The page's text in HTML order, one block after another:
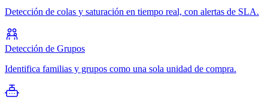
Detección de colas y saturación en tiempo real, con alertas de SLA.
Detección de Grupos
Identifica familias y grupos como una sola unidad de compra.